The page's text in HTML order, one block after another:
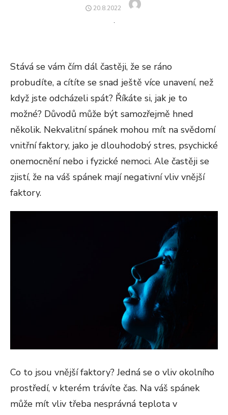
POSTED
20.8.2022
Stává se vám čím dál častěji, že se ráno
probudíte, a cítíte se snad ještě více unavení, než
když jste odcházeli spát? Říkáte si, jak je to
možné? Důvodů může být samozřejmě hned
několik. Nekvalitní spánek mohou mít na svědomí
vnitřní faktory, jako je dlouhodobý stres, psychické
onemocnění nebo i fyzické nemoci. Ale častěji se
zjistí, že na váš spánek mají negativní vliv vnější
faktory.
Co to jsou vnější faktory? Jedná se o vliv okolního
prostředí, v kterém trávíte čas. Na váš spánek
může mít vliv třeba nesprávná teplota v